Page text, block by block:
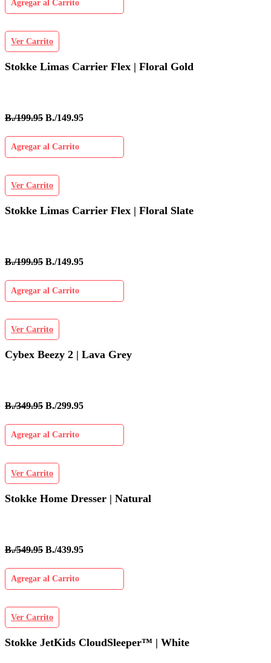
Agregar al Carrito
Ver Carrito
Stokke Limas Carrier Flex | Floral Gold
B./199.95 B./149.95
Agregar al Carrito
Ver Carrito
Stokke Limas Carrier Flex | Floral Slate
B./199.95 B./149.95
Agregar al Carrito
Ver Carrito
Cybex Beezy 2 | Lava Grey
B./349.95 B./299.95
Agregar al Carrito
Ver Carrito
Stokke Home Dresser | Natural
B./549.95 B./439.95
Agregar al Carrito
Ver Carrito
Stokke JetKids CloudSleeper™ | White